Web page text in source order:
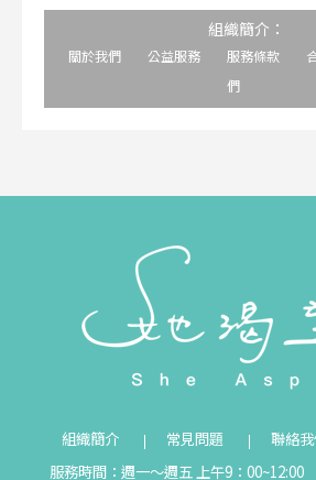
組織簡介：
關於我們 公益服務 服務條款
們
組織簡介 常見問題 聯絡
服務時間：週一～週五 上午9：